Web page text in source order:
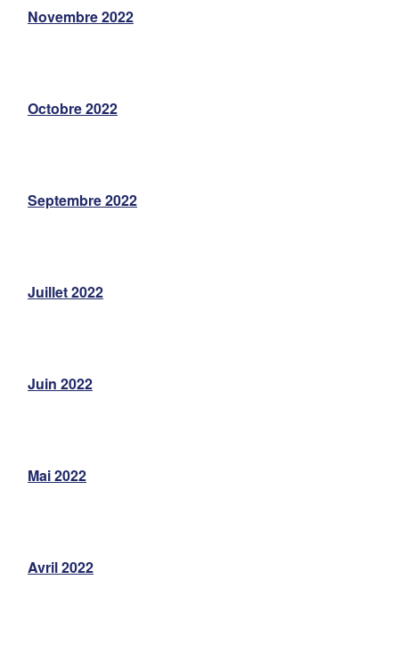
Novembre 2022
Octobre 2022
Septembre 2022
Juillet 2022
Juin 2022
Mai 2022
Avril 2022